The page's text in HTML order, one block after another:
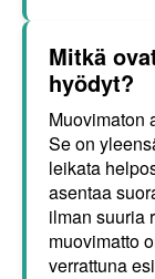
Mitkä
hyödyt?
Muovimaton
Se on
leikata
asentaa
ilman suuria
muovimatto
verrattuna